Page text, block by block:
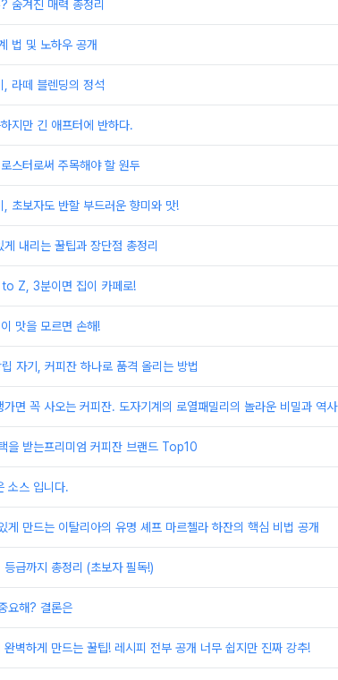
숨겨진 매력 총정리
법 및 노하우 공개
, 라떼 블렌딩의 정석
지만 긴 애프터에 반하다.
스터로써 주목해야 할 원두
초보자도 반할 부드러운 향미와 맛!
내리는 꿀팁과 장단점 총정리
to Z, 3분이면 집이 카페로!
맛을 모르면 손해!
자기, 커피잔 하나로 품격 올리는 방법
면 꼭 사오는 커피잔. 도자기계의 로열패밀리의 놀라운 비밀과 역사
을 받는프리미엄 커피잔 브랜드 Top10
소스 입니다.
게 만드는 이탈리아의 유명 셰프 마르첼라 하잔의 핵심 비법 공개
급까지 총정리 (초보자 필독!)
요해? 결론은
벽하게 만드는 꿀팁! 레시피 전부 공개 너무 쉽지만 진짜 강추!